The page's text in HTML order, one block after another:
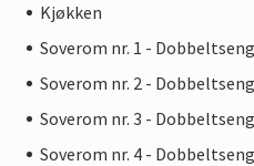
Kjøkken
Soverom nr. 1 -
Soverom nr. 2 -
Soverom nr. 3 -
Soverom nr. 4 -